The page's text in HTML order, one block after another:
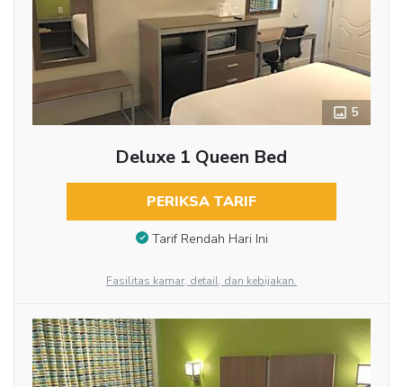
5
Deluxe 1 Queen Bed
PERIKSA TARIF
Tarif Rendah Hari Ini
Fasilitas kamar, detail, dan kebijakan.